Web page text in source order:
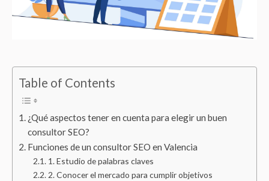
Table of Contents
¿Qué aspectos tener en cuenta para elegir un buen
consultor SEO?
Funciones de un consultor SEO en Valencia
1. Estudio de palabras claves
2. Conocer el mercado para cumplir objetivos